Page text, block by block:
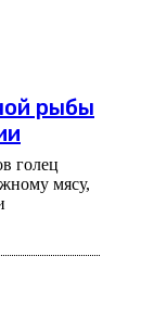
рыбы
голец
мясу,